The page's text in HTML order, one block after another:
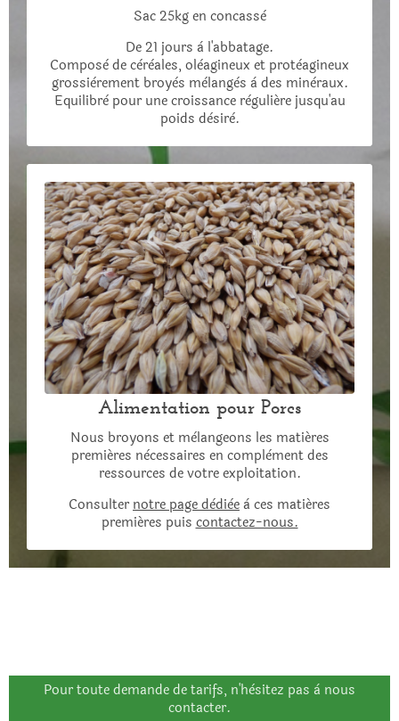
Sac 25kg en concassè
De 21 jours à l'abbatage.
Composè de cèrèales, olèagineux et protèagineux
grossièrement broyès mèlangès à des minèraux.
Equilibrè pour une croissance règuliére jusqu'au
poids dèsirè.
Alimentation pour Porcs
Nous broyons et mèlangeons les matiéres
premiéres nècessaires en complèment des
ressources de votre exploitation.
Consulternotre page dèdièeà ces matiéres
premiéres puiscontactez-nous.
Pour toute demande de tarifs, n'hèsitez pas à nous
contacter.